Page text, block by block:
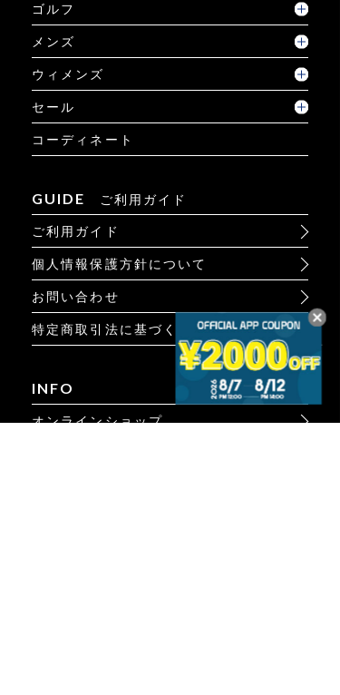
ゴルフ
メンズ
ウィメンズ
セール
コーディネート
GUIDE ご利用ガイド
ご利用ガイド
個人情報保護方針について
お問い合わせ
特定商取引法に基づく表示
INFO
オンラインショップ